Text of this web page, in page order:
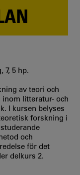
7, 5 hp.
av teori och
inom litteratur- och
I kursen belyses
forskning i
och
för det
delkurs 2.